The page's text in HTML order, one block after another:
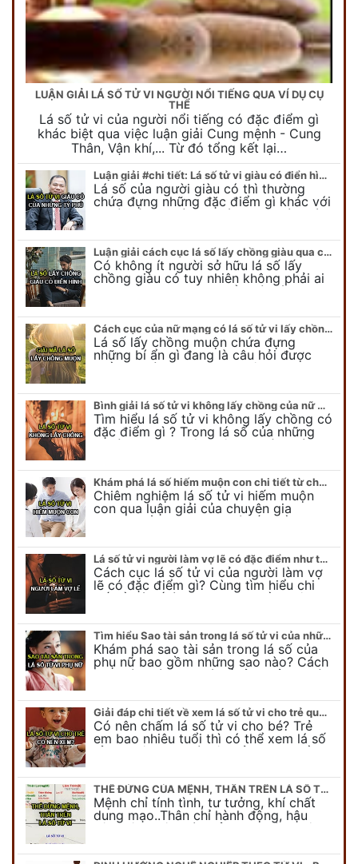
LUẬN GIẢI LÁ SỐ TỬ VI NGƯỜI NỔI TIẾNG QUA VÍ DỤ CỤ
THỂ
Lá số tử vi của người nổi tiếng có đặc điểm gì
khác biệt qua việc luận giải Cung mệnh - Cung
Thân, Vận khí,... Từ đó tổng kết lại…
Luận giải #chi tiết: Lá số tử vi giàu có điển hình của những tỷ phú
Lá số của người giàu có thì thường
chứa đựng những đặc điểm gì khác với
người bình thường? Cách cục giàu có
Luận giải cách cục lá số lấy chồng giàu qua các ví dụ cụ thể
Có không ít người sở hữu lá số lấy
chồng giàu có tuy nhiên không phải ai
cũng nắm được đặc điểm và cách cục
Cách cục của nữ mạng có lá số tử vi lấy chồng muộn #Miễn Phí
Lá số lấy chồng muộn chứa đựng
những bí ẩn gì đang là câu hỏi được
nhiều người phụ nữ quan tâm. Tại sao
Bình giải lá số tử vi không lấy chồng của nữ mạng (Có ví dụ minh họa)
Tìm hiểu lá số tử vi không lấy chồng có
đặc điểm gì ? Trong lá số của những
người phụ nữ không lập gia đình này
Khám phá lá số hiếm muộn con chi tiết từ chuyên gia Duy Linh
Chiêm nghiệm lá số tử vi hiếm muộn
con qua luận giải của chuyên gia
phong thủy Duy Linh. Có rất nhiều
Lá số tử vi người làm vợ lẽ có đặc điểm như thế nào ?
Cách cục lá số tử vi của người làm vợ
lẽ có đặc điểm gì? Cùng tìm hiểu chi
tiết về lá số làm vợ lẽ qua phần luận
Tìm hiểu Sao tài sản trong lá số tử vi của những người phụ nữ thành đạt
Khám phá sao tài sản trong lá số của
phụ nữ bao gồm những sao nào? Cách
cục giàu có trong lá số tử vi của người
Giải đáp chi tiết về xem lá số tử vi cho trẻ qua luận giải từ chuyên gia
Có nên chấm lá số tử vi cho bé? Trẻ
em bao nhiêu tuổi thì có thể xem lá số
tử vi? Đây đang là câu hỏi được nhiều
THẾ ĐỨNG CỦA MỆNH, THÂN TRÊN LÁ SỐ TỬ VI VÀ HỆ QUẢ TẤT YẾU
Mệnh chỉ tính tình, tư tưởng, khí chất
dung mạo..Thân chỉ hành động, hậu
vận, hậu thiên, và khả năng thành công
thuyết…